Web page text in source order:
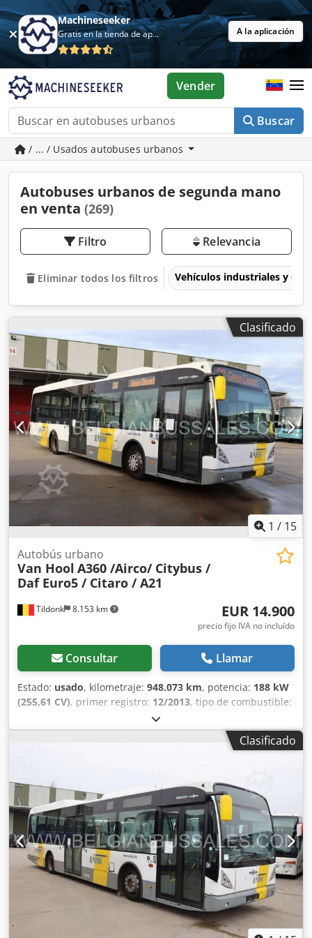
Machineseeker
Gratis en la tienda de aplicaciones A la aplicación
Buscar
Vender
/ ... / Usados autobuses urbanos
Autobuses urbanos de segunda mano
en venta (269)
Filtro Relevancia
Eliminar todos los filtros Vehículos industriales y
Clasificado
1 / 15
Tildonk 8.153 km
Autobús urbano
Van Hool A360 /Airco/ Citybus /
Daf Euro5 / Citaro / A21
EUR 14.900
precio fijo IVA no incluído
Consultar Llamar
Estado: usado, kilometraje: 948.073 km, potencia: 188 kW
(255,61 CV), primer registro: 12/2013, tipo de combustible:
45
automático, color:otro, frenos:retardador, longitud total:
, Año de fabricación:
acondicionado = Información adicional = Daños: ninguno =
Información de la empresa = Crodex E Udbspfx Ackef
Somos una empresa internacional con sede en Bélgica, en
las afueras de Bruselas (+/-20 km). Belgian Bus Sales es su
socio ideal para la compra y venta de autobuses usados y
cuenta con un amplio aparcamiento que sirve como sala
de exposición. Siempre tenemos en stock numerosos
autobuses de todas las marcas, capacidades, modelos y en
todos los rangos de precios. Podemos encontrar el autobús
turístico, escolar o de línea adecuado para usted, que se
Clasificado